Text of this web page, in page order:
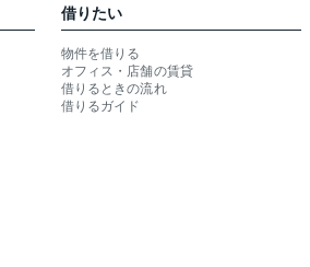
借りたい
物件を借りる
オフィス・店舗の賃貸
借りるときの流れ
借りるガイド